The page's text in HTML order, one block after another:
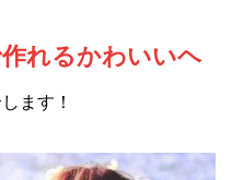
れるかわいいヘ
ます！